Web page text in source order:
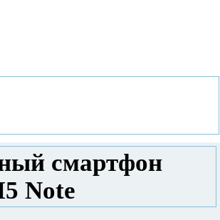
смартфон
Note